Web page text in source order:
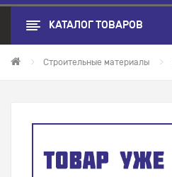
КАТАЛОГ ТОВАРОВ
Строительные материалы